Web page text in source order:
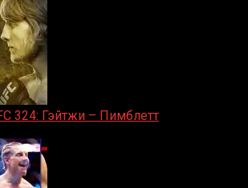
324: Гэйтжи – Пимблетт